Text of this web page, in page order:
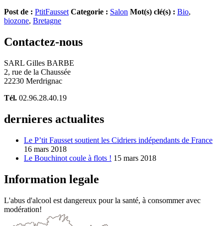
Post de : PtitFausset Categorie : Salon Mot(s) clé(s) : Bio,
biozone, Bretagne
Contactez-nous
SARL Gilles BARBE
2, rue de la Chaussée
22230 Merdrignac
Tél. 02.96.28.40.19
dernieres actualites
Le P’tit Fausset soutient les Cidriers indépendants de France
16 mars 2018
Le Bouchinot coule à flots ! 15 mars 2018
Information legale
L'abus d'alcool est dangereux pour la santé, à consommer avec
modération!